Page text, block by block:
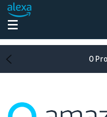
O
Previous